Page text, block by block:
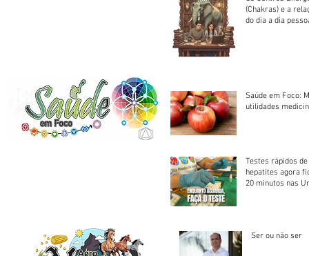
(Chakras) e a
do dia a dia
Saúde em Foco:
utilidades
Testes rápidos
hepatites agora
20 minutos nas
Ser ou não ser